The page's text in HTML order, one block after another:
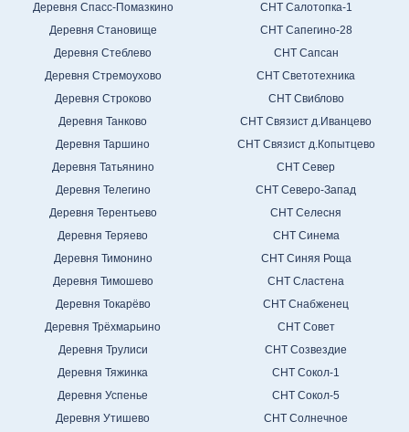
Деревня Спасс-Помазкино
Деревня Становище
Деревня Стеблево
Деревня Стремоухово
Деревня Строково
Деревня Танково
Деревня Таршино
Деревня Татьянино
Деревня Телегино
Деревня Терентьево
Деревня Теряево
Деревня Тимонино
Деревня Тимошево
Деревня Токарёво
Деревня Трёхмарьино
Деревня Трулиси
Деревня Тяжинка
Деревня Успенье
Деревня Утишево
СНТ Салотопка-1
СНТ Сапегино-28
СНТ Сапсан
СНТ Светотехника
СНТ Свиблово
СНТ Связист д.Иванцево
СНТ Связист д.Копытцево
СНТ Север
СНТ Северо-Запад
СНТ Селесня
СНТ Синема
СНТ Синяя Роща
СНТ Сластена
СНТ Снабженец
СНТ Совет
СНТ Созвездие
СНТ Сокол-1
СНТ Сокол-5
СНТ Солнечное